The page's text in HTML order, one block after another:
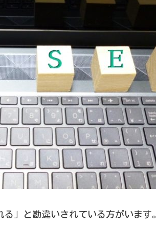
」と勘違いされている方がいます